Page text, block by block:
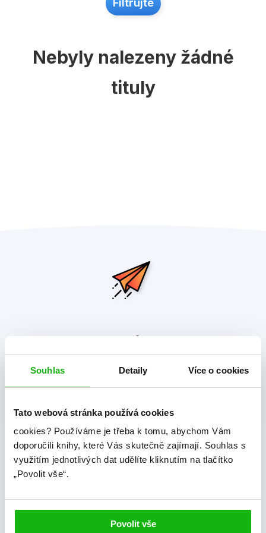
Souhlas Detaily Více o cookies
Tato webová stránka používá cookies
cookies? Používáme je třeba k tomu, abychom Vám
doporučili knihy, které Vás skutečně zajímají. Souhlas s
využitím jednotlivých dat udělíte kliknutím na tlačítko
„Povolit vše“.
Povolit vše
Příroda a zahrada
Nebyly nalezeny žádné
tituly
albatros media newsletter
Zajímá Vás, jaké novinky právě vychází a co se děje v
knižním světě? Přihlášením k odběru našich e-
osobních údajů.
Vaše e-mailová adresa
Souhlasím se zpracováním osobních údajů